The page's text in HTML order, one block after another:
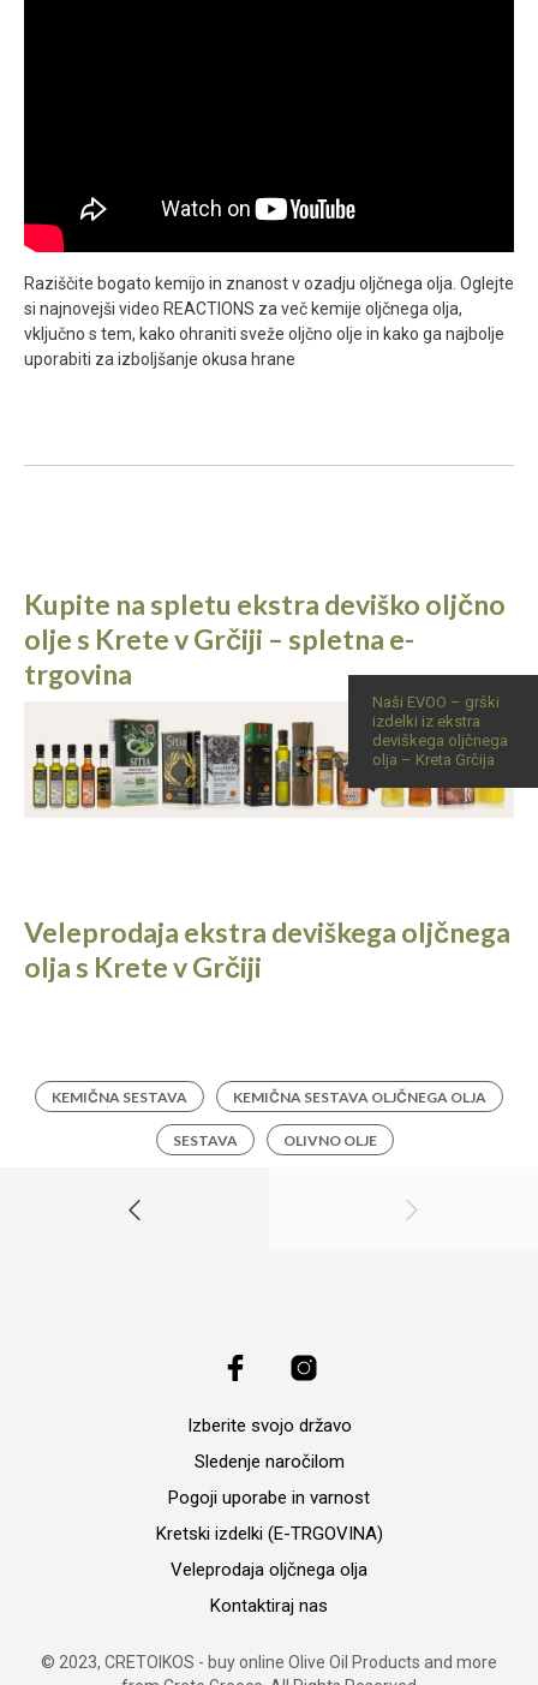
Raziščite bogato kemijo in znanost v ozadju oljčnega olja. Oglejte
si najnovejši video REACTIONS za več kemije oljčnega olja,
vključno s tem, kako ohraniti sveže oljčno olje in kako ga najbolje
uporabiti za izboljšanje okusa hrane
Kupite na spletu ekstra deviško oljčno
olje s Krete v Grčiji – spletna e-
trgovina
Naši EVOO – grški
izdelki iz ekstra
deviškega oljčnega
olja – Kreta Grčija
Veleprodaja ekstra deviškega oljčnega
olja s Krete v Grčiji
KEMIČNA SESTAVA KEMIČNA SESTAVA OLJČNEGA OLJA
SESTAVA OLIVNO OLJE
Izberite svojo državo
Sledenje naročilom
Pogoji uporabe in varnost
Kretski izdelki (E-TRGOVINA)
Veleprodaja oljčnega olja
Kontaktiraj nas
© 2023, CRETOIKOS - buy online Olive Oil Products and more